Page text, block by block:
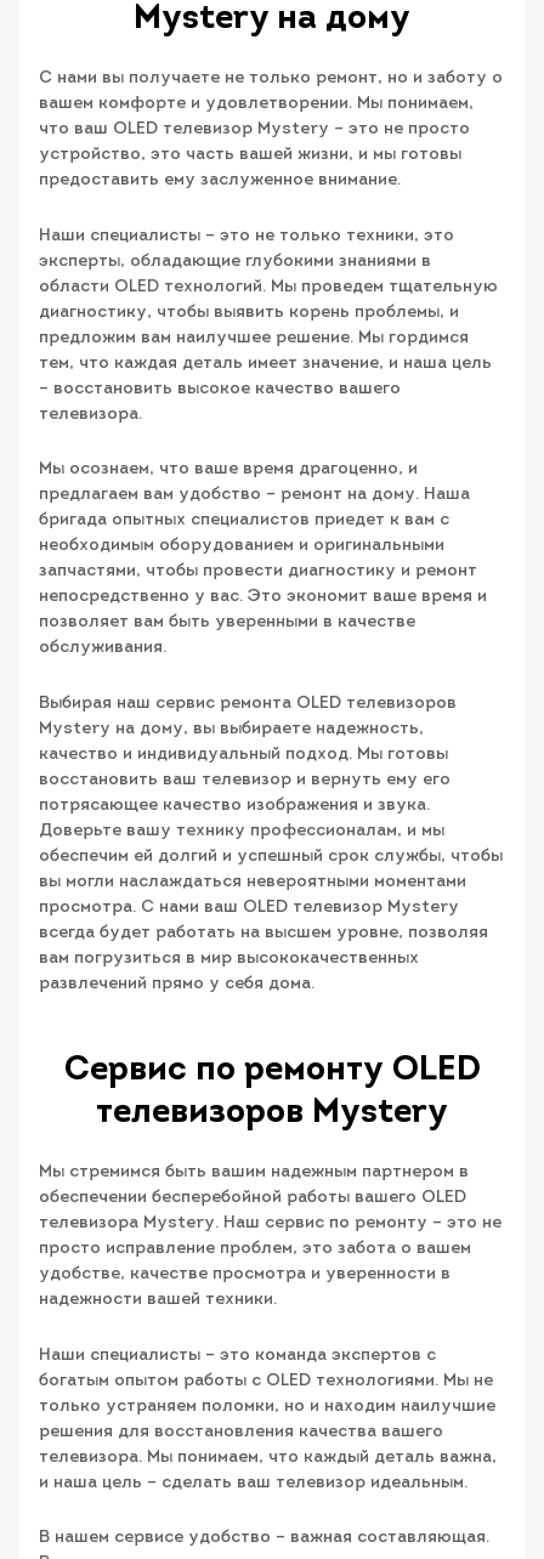
Mystery на дому
С нами вы получаете не только ремонт, но и заботу о
вашем комфорте и удовлетворении. Мы понимаем,
что ваш OLED телевизор Mystery – это не просто
устройство, это часть вашей жизни, и мы готовы
предоставить ему заслуженное внимание.
Наши специалисты – это не только техники, это
эксперты, обладающие глубокими знаниями в
области OLED технологий. Мы проведем тщательную
диагностику, чтобы выявить корень проблемы, и
предложим вам наилучшее решение. Мы гордимся
тем, что каждая деталь имеет значение, и наша цель
– восстановить высокое качество вашего
телевизора.
Мы осознаем, что ваше время драгоценно, и
предлагаем вам удобство – ремонт на дому. Наша
бригада опытных специалистов приедет к вам с
необходимым оборудованием и оригинальными
запчастями, чтобы провести диагностику и ремонт
непосредственно у вас. Это экономит ваше время и
позволяет вам быть уверенными в качестве
обслуживания.
Выбирая наш сервис ремонта OLED телевизоров
Mystery на дому, вы выбираете надежность,
качество и индивидуальный подход. Мы готовы
восстановить ваш телевизор и вернуть ему его
потрясающее качество изображения и звука.
Доверьте вашу технику профессионалам, и мы
обеспечим ей долгий и успешный срок службы, чтобы
вы могли наслаждаться невероятными моментами
просмотра. С нами ваш OLED телевизор Mystery
всегда будет работать на высшем уровне, позволяя
вам погрузиться в мир высококачественных
развлечений прямо у себя дома.
Сервис по ремонту OLED
телевизоров Mystery
Мы стремимся быть вашим надежным партнером в
обеспечении бесперебойной работы вашего OLED
телевизора Mystery. Наш сервис по ремонту – это не
просто исправление проблем, это забота о вашем
удобстве, качестве просмотра и уверенности в
надежности вашей техники.
Наши специалисты – это команда экспертов с
богатым опытом работы с OLED технологиями. Мы не
только устраняем поломки, но и находим наилучшие
решения для восстановления качества вашего
телевизора. Мы понимаем, что каждый деталь важна,
и наша цель – сделать ваш телевизор идеальным.
В нашем сервисе удобство – важная составляющая.